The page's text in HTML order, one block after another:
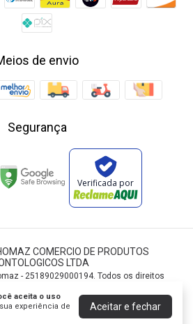
aceita o uso
experiência de
Aceitar e fechar
de envio
Segurança
Verificada por
COMERCIO DE PRODUTOS
LTDA
- 25189029000194. Todos os direitos